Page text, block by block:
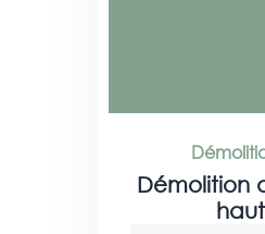
Démolition